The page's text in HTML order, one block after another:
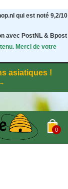
qui est noté 9,2/10
avec PostNL & Bpost
Merci de votre
asiatiques !
0